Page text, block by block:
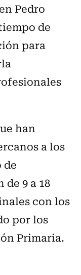
Pedro
de
para
han
a los
de
9 a 18
con los
por los
Primaria.